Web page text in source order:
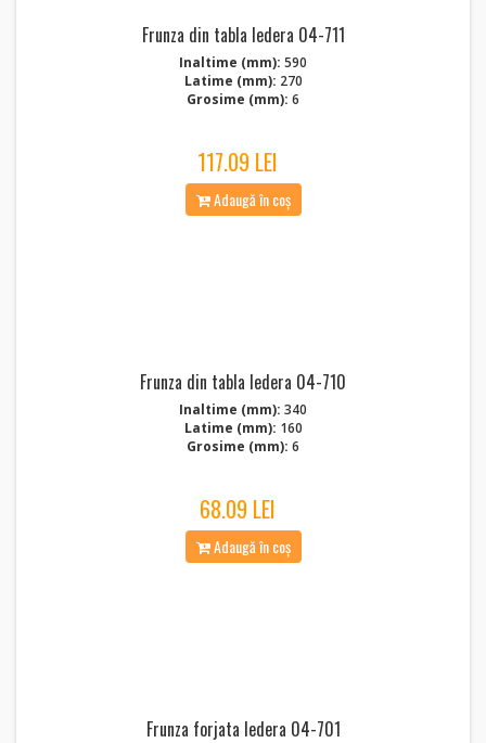
Frunza din tabla Iedera 04-711
Inaltime (mm): 590
Latime (mm): 270
Grosime (mm): 6
117.09 LEI
Adaugă în coș
Frunza din tabla Iedera 04-710
Inaltime (mm): 340
Latime (mm): 160
Grosime (mm): 6
68.09 LEI
Adaugă în coș
Frunza forjata Iedera 04-701